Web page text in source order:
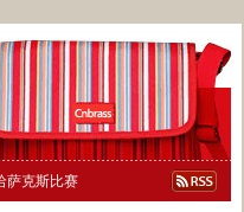
萨克斯比赛